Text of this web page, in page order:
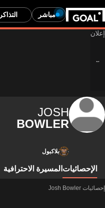
مباشر التذاكر
JOSH
BOWLER
بلاكبول
الإحصائيات المسيرة الاحترافية
إحصائيات Josh Bowler